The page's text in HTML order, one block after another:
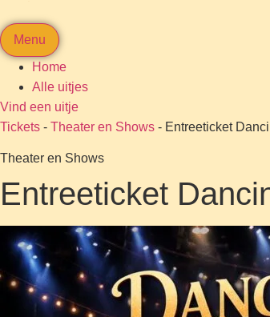
Menu
Home
Alle uitjes
Vind een uitje
Tickets - Theater en Shows - Entreeticket
Theater en Shows
Entreeticket